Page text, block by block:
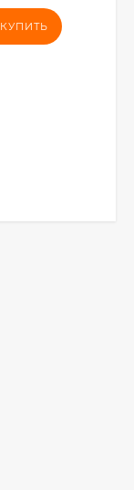
КУПИТЬ